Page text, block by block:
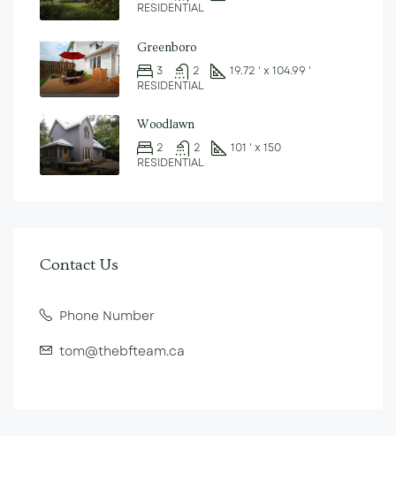
RESIDENTIAL
Greenboro
3 2
19.72 ' x 104.99 '
RESIDENTIAL
Woodlawn
2 2
101 ' x 150
RESIDENTIAL
Contact Us
Phone Number
tom@thebfteam.ca